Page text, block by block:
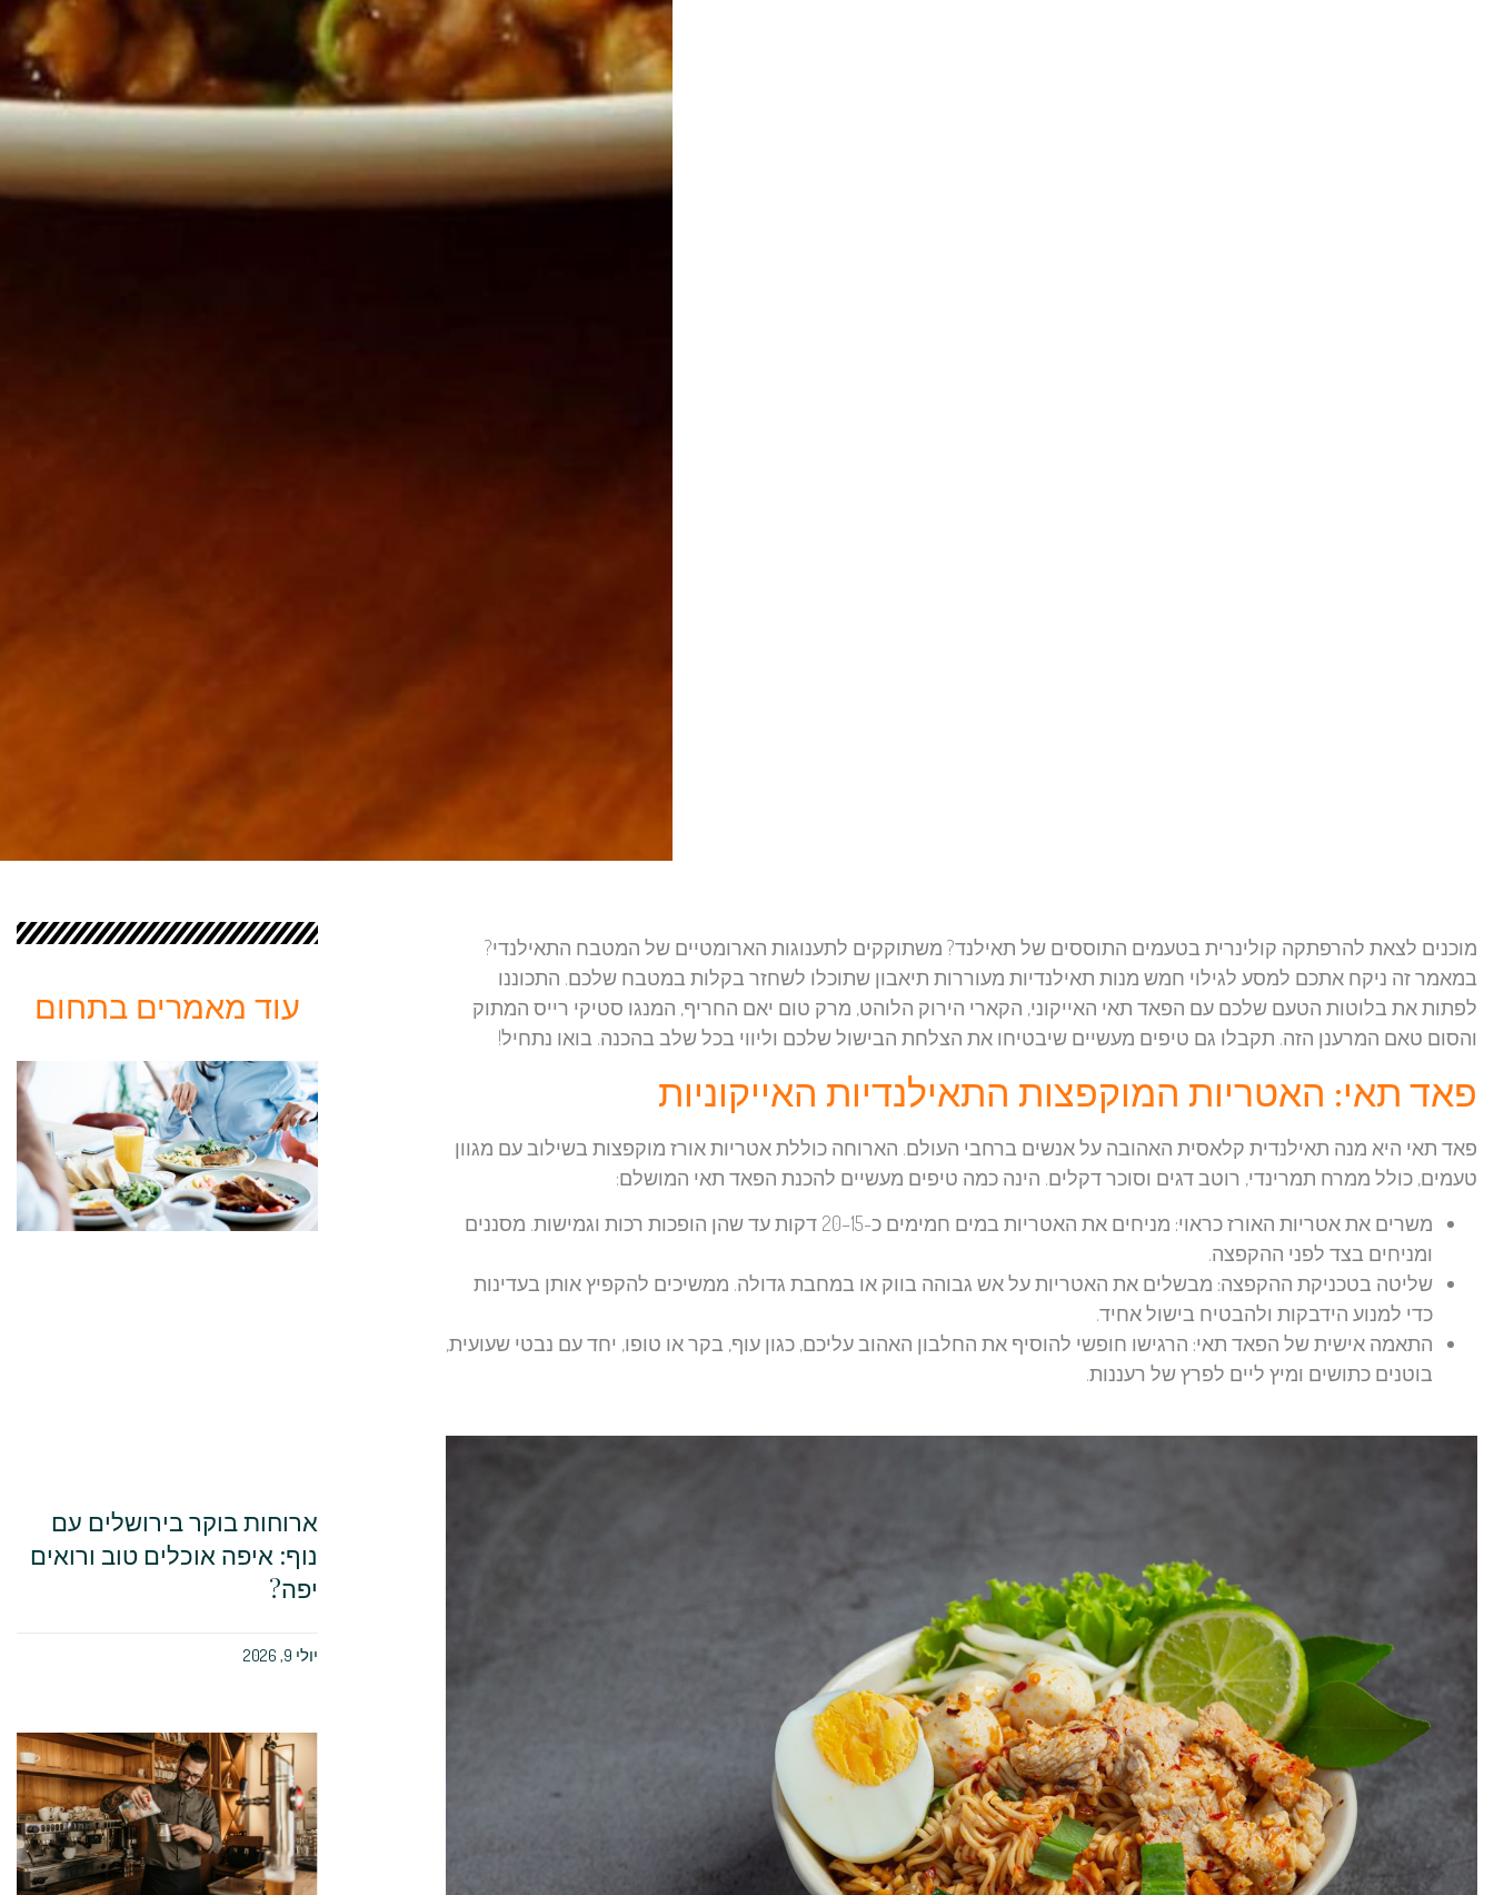
מוכנים לצאת להרפתקה קולינרית בטעמים התוססים של תאילנד? משתוקקים לתענוגות הארומטיים של המטבח התאילנדי?
במאמר זה ניקח אתכם למסע לגילוי חמש מנות תאילנדיות מעוררות תיאבון שתוכלו לשחזר בקלות במטבח שלכם. התכוננו
לפתות את בלוטות הטעם שלכם עם הפאד תאי האייקוני, הקארי הירוק הלוהט, מרק טום יאם החריף, המנגו סטיקי רייס המתוק
והסום טאם המרענן הזה. תקבלו גם טיפים מעשיים שיבטיחו את הצלחת הבישול שלכם וליווי בכל שלב בהכנה. בואו נתחיל!
פאד תאי: האטריות המוקפצות התאילנדיות האייקוניות
פאד תאי היא מנה תאילנדית קלאסית האהובה על אנשים ברחבי העולם. הארוחה כוללת אטריות אורז מוקפצות בשילוב עם מגוון
טעמים, כולל ממרח תמרינדי, רוטב דגים וסוכר דקלים. הינה כמה טיפים מעשיים להכנת הפאד תאי המושלם:
משרים את אטריות האורז כראוי:
מניחים את האטריות במים חמימים כ-15–20 דקות עד שהן הופכות רכות וגמישות. מסננים
ומניחים בצד לפני ההקפצה.
שליטה בטכניקת ההקפצה: מבשלים את האטריות על אש גבוהה בווק או במחבת גדולה. ממשיכים להקפיץ אותן בעדינות
כדי למנוע הידבקות ולהבטיח בישול אחיד.
התאמה אישית של הפאד תאי: הרגישו חופשי להוסיף את החלבון האהוב עליכם, כגון עוף, בקר או טופו, יחד עם נבטי שעועית,
בוטנים כתושים ומיץ ליים לפרץ של רעננות.
עוד מאמרים בתחום
ארוחות בוקר בירושלים עם
נוף: איפה אוכלים טוב ורואים
יפה?
יולי 9, 2026